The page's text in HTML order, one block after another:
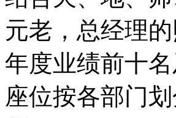
元老，总经理
年度业绩前十
座位按各部门